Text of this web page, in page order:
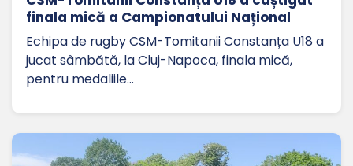
finala mică a Campionatului Național
Echipa de rugby CSM-Tomitanii Constanța U18 a
jucat sâmbătă, la Cluj-Napoca, finala mică,
pentru medaliile…